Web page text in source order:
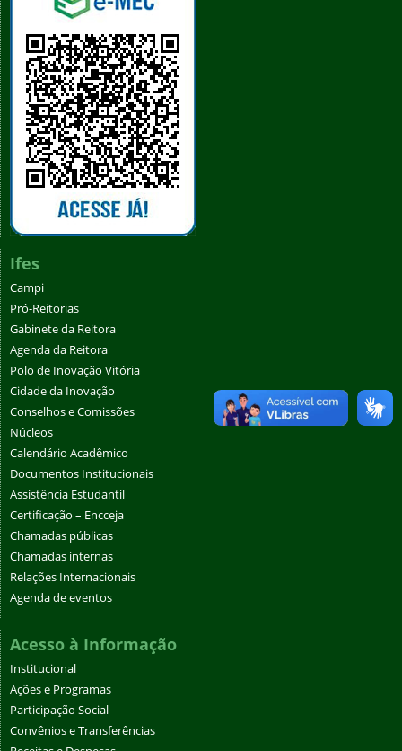
Ifes
Campi
Pró-Reitorias
Gabinete da Reitora
Agenda da Reitora
Polo de Inovação Vitória
Cidade da Inovação
Conselhos e Comissões
Núcleos
Calendário Acadêmico
Documentos Institucionais
Assistência Estudantil
Certificação – Encceja
Chamadas públicas
Chamadas internas
Relações Internacionais
Agenda de eventos
Acesso à Informação
Institucional
Ações e Programas
Participação Social
Convênios e Transferências